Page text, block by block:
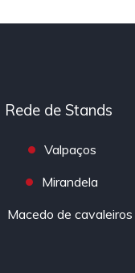
Rede de Stands
Valpaços
Mirandela
Macedo de cavaleiros